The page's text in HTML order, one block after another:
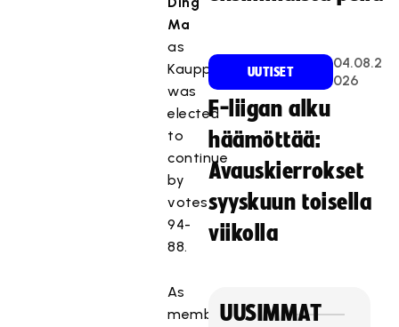
Ma
as
Kauppinen
was
elected
to
continue
by
votes
94-
88.
As
members
UUTISET
04.08.2
026
F-liigan alku
häämöttää:
Avauskierrokset
syyskuun toisella
viikolla
UUSIMMAT